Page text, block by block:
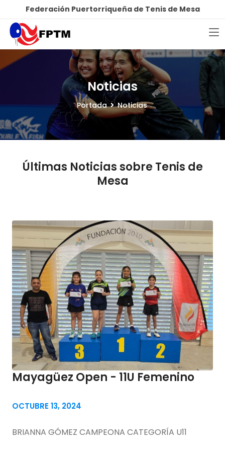
Federación Puertorriqueña de Tenis de Mesa
Noticias
Portada Noticias
Últimas Noticias sobre Tenis de
Mesa
Mayagüez Open - 11U Femenino
OCTUBRE 13, 2024
BRIANNA GÓMEZ CAMPEONA CATEGORÍA U11